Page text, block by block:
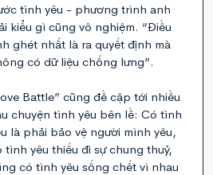
tình yêu - phương trình anh
kiểu gì cũng vô nghiệm. “Điều
ghét nhất là ra quyết định mà
có dữ liệu chống lưng”.
Battle” cũng đề cập tới nhiều
chuyện tình yêu bên lề: Có tình
là phải bảo vệ người mình yêu,
tình yêu thiếu đi sự chung thuỷ,
có tình yêu sống chết vì nhau